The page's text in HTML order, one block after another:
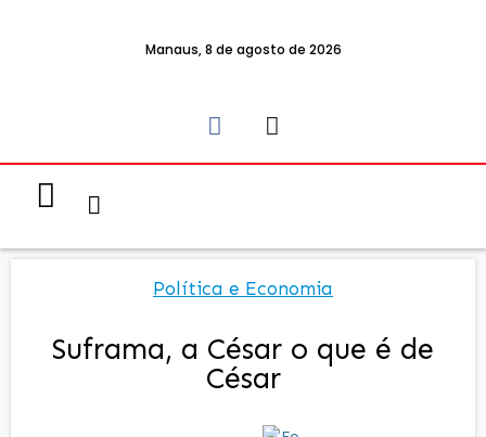
Manaus, 8 de agosto de 2026
Política e Economia
Suframa, a César o que é de
César